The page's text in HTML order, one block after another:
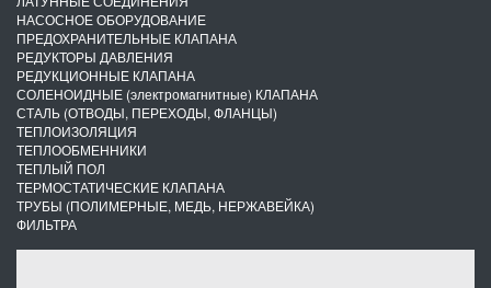
НАСОСНОЕ ОБОРУДОВАНИЕ
ПРЕДОХРАНИТЕЛЬНЫЕ КЛАПАНА
РЕДУКТОРЫ ДАВЛЕНИЯ
РЕДУКЦИОННЫЕ КЛАПАНА
СОЛЕНОИДНЫЕ (электромагнитные) КЛАПАНА
СТАЛЬ (ОТВОДЫ, ПЕРЕХОДЫ, ФЛАНЦЫ)
ТЕПЛОИЗОЛЯЦИЯ
ТЕПЛООБМЕННИКИ
ТЕПЛЫЙ ПОЛ
ТЕРМОСТАТИЧЕСКИЕ КЛАПАНА
ТРУБЫ (ПОЛИМЕРНЫЕ, МЕДЬ, НЕРЖАВЕЙКА)
ФИЛЬТРА